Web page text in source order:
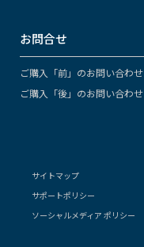
お問合せ
ご購入「前」のお問い合わせ
ご購入「後」のお問い合わせ
サイトマップ
サポートポリシー
ソーシャルメディア ポリシー